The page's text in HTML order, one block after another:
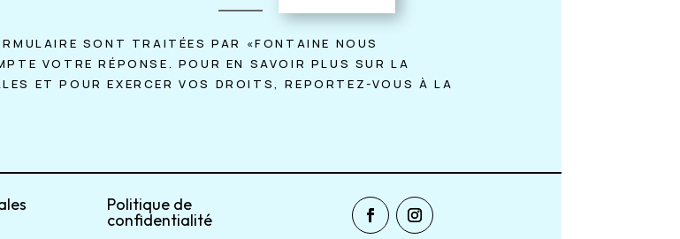
SONT TRAITÉES PAR «FONTAINE NOUS
VOTRE RÉPONSE. POUR EN SAVOIR PLUS SUR LA
ET POUR EXERCER VOS DROITS, REPORTEZ-VOUS À LA
Politique de
confidentialité